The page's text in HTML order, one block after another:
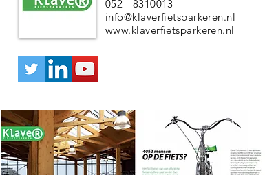
052 - 8310013
info@klaverfietsparkeren.nl
www.klaverfietsparkeren.nl